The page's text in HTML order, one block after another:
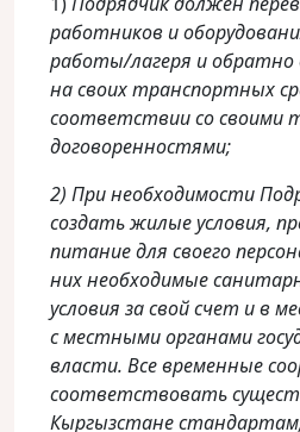
работников и
работы/лагеря и
на своих транспортных
соответствии со своими
договоренностями;
2) При необходимости
создать жилые условия,
питание для своего
них необходимые
условия за свой счет и в
с местными органами
власти. Все временные
соответствовать
Кыргызстане